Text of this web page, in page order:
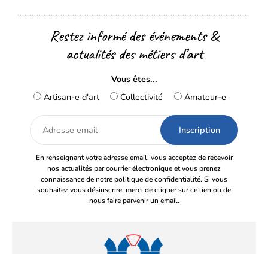
Restez informé des événements &
actualités des métiers d’art
Vous êtes...
Artisan-e d'art
Collectivité Amateur-e
Adresse
email
En renseignant votre adresse email, vous acceptez de recevoir
nos actualités par courrier électronique et vous prenez
connaissance de notre politique de confidentialité. Si vous
souhaitez vous désinscrire, merci de cliquer sur ce lien ou de
nous faire parvenir un email.